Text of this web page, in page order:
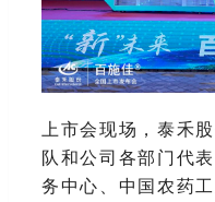
上市会现场，泰禾
队和公司各部门代
务中心、中国农药